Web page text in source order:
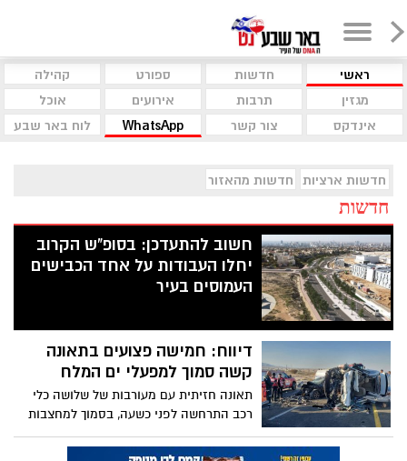
ראשי חדשות ספורט
קהילה
מגזין
תרבות אירועים
אוכל
אינדקס
צור קשר WhatsApp לוח באר שבע
חדשות ארציות חדשות מהאזור
חדשות
חשוב להתעדכן: בסופ"ש הקרוב
יחלו העבודות על אחד הכבישים
העמוסים בעיר
דיווח: חמישה פצועים בתאונה
קשה סמוך למפעלי ים המלח
תאונה חזיתית עם מעורבות של שלושה כלי
רכב התרחשה לפני כשעה, בסמוך למחצבות
צין בים המלח. כוחות רפואה וכיבוי אש רבים
הוזעקו לזירה - כל חמשת הפצועים פונו